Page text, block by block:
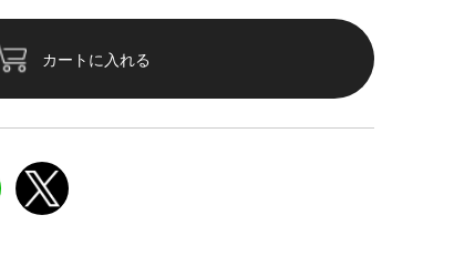
カートに入れる